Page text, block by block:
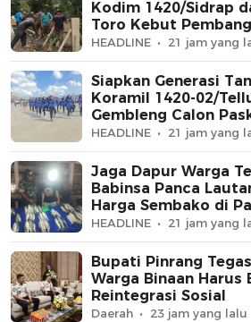
Kodim 1420/Sidrap
Toro Kebut
Jembatan Beton
HEADLINE 21 jam yang
Siapkan Generasi
Koramil 1420-02/
Gembleng Calon
Kecamatan
HEADLINE 21 jam yang
Jaga Dapur Warga
Babinsa Panca
Harga Sembako di
Bilokka
HEADLINE 21 jam yang
Bupati Pinrang
Warga Binaan Harus
Reintegrasi Sosial
Daerah 23 jam yang lalu